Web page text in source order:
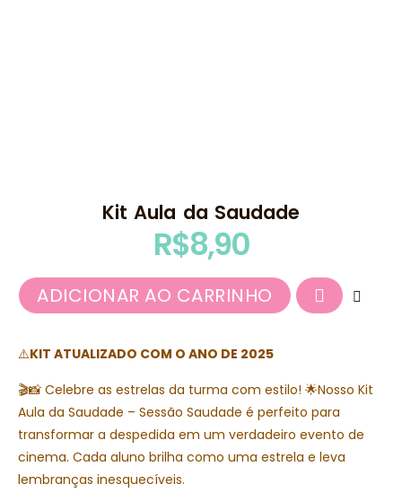
Kit Aula da Saudade
R$8,90
ADICIONAR AO CARRINHO
⚠️KIT ATUALIZADO COM O ANO DE 2025
🎬📸 Celebre as estrelas da turma com estilo! 🌟Nosso Kit
Aula da Saudade – Sessão Saudade é perfeito para
transformar a despedida em um verdadeiro evento de
cinema. Cada aluno brilha como uma estrela e leva
lembranças inesquecíveis.